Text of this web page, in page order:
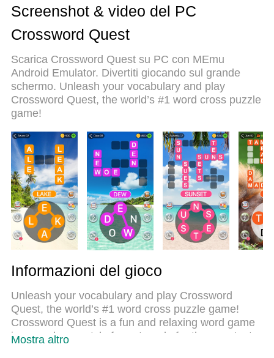
MEmu ti offre tutto ciò che ti aspetti. Scarica e
gioca a Crossword Quest su PC. Gioca quanto
vuoi, niente più limitazioni di batteria, dati mobili e
scelta migliore per giocare a Crossword Quest su
PC. Realizzato sulla base della nostra esperienza,
lo squisito sistema di mappatura dei tasti
preimpostati rende Crossword Quest un vero e
proprio gioco per PC. MEmu è un gestore multi-
account sullo stesso dispositivo. E la cosa più
importante, il nostro esclusivo motore di
emulazione può liberare tutto il potenziale del tuo
PC, rendendo tutto fluido.
Screenshot & video del PC
Crossword Quest
Scarica Crossword Quest su PC con MEmu
Android Emulator. Divertiti giocando sul grande
schermo. Unleash your vocabulary and play
Crossword Quest, the world’s #1 word cross puzzle
game!
Informazioni del gioco
Unleash your vocabulary and play Crossword
Quest, the world’s #1 word cross puzzle game!
Crossword Quest is a fun and relaxing word game
in a wordcross style format made for the smartest
Mostra altro